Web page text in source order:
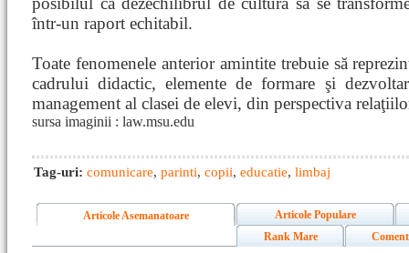
într-un raport echitabil.
Toate fenomenele anterior amintite trebuie să
cadrului didactic, elemente de formare şi
management al clasei de elevi, din perspectiva
sursa imaginii : law.msu.edu
Tag-uri: comunicare, parinti, copii, educatie, limbaj
Articole Asemanatoare
Articole Populare
Rank Mare